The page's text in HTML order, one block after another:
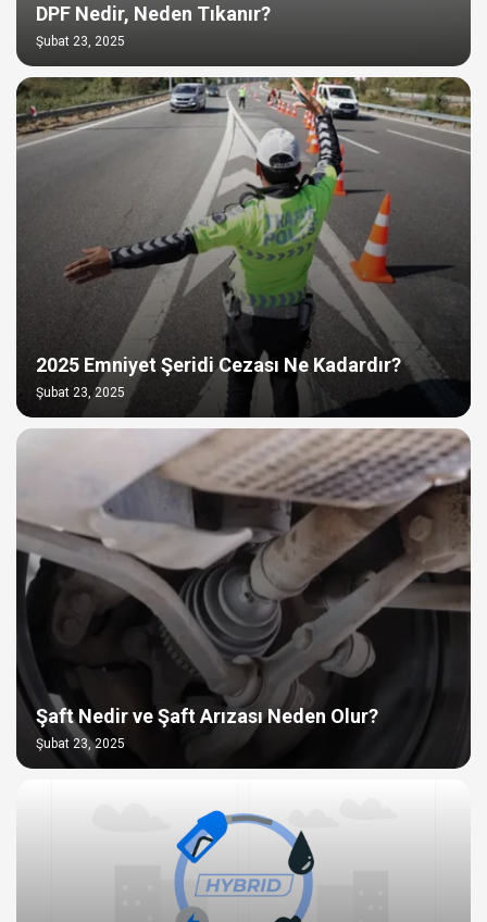
DPF Nedir, Neden Tıkanır?
Şubat 23, 2025
2025 Emniyet Şeridi Cezası Ne Kadardır?
Şubat 23, 2025
Şaft Nedir ve Şaft Arızası Neden Olur?
Şubat 23, 2025